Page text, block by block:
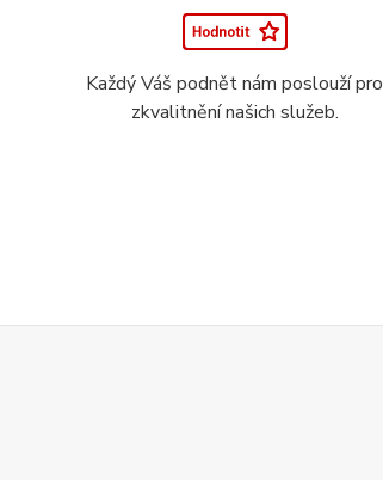
Každý Váš podnět nám poslouží pro
zkvalitnění našich služeb.